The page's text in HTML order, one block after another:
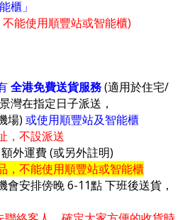
櫃」
能使用順豐站或智能櫃)
全港免費送貨服務(適用於住宅/
灣在指定日子派送，
場) 或使用順豐站及智能櫃
，不設派送
外運費 (或另外註明)
，不能使用順豐站或智能櫃
安排傍晚 6-11點 下班後送貨，